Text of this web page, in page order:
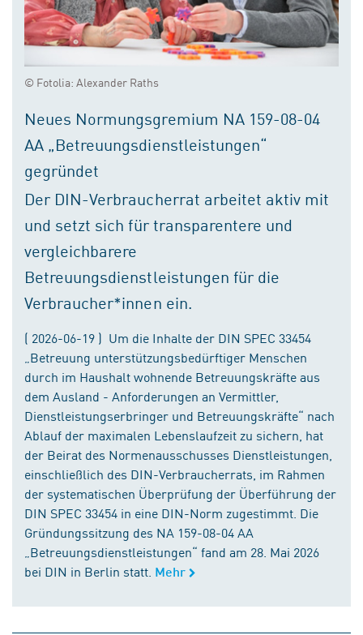
© Fotolia: Alexander Raths
Neues Normungsgremium NA 159-08-04
AA „Betreuungsdienstleistungen“
gegründet
Der DIN-Verbraucherrat arbeitet aktiv mit
und setzt sich für transparentere und
vergleichbarere
Betreuungsdienstleistungen für die
Verbraucher*innen ein.
( 2026-06-19 ) Um die Inhalte der DIN SPEC 33454
„Betreuung unterstützungsbedürftiger Menschen
durch im Haushalt wohnende Betreuungskräfte aus
dem Ausland - Anforderungen an Vermittler,
Dienstleistungserbringer und Betreuungskräfte“ nach
Ablauf der maximalen Lebenslaufzeit zu sichern, hat
der Beirat des Normenausschusses Dienstleistungen,
einschließlich des DIN-Verbraucherrats, im Rahmen
der systematischen Überprüfung der Überführung der
DIN SPEC 33454 in eine DIN-Norm zugestimmt. Die
Gründungssitzung des NA 159-08-04 AA
„Betreuungsdienstleistungen“ fand am 28. Mai 2026
bei DIN in Berlin statt. Mehr